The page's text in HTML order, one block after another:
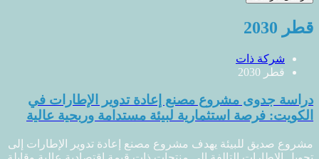
قطر 2030
شركة ذات
قطر 2030
دراسة جدوى مشروع مصنع إعادة تدوير الإطارات في
الكويت: فرصة استثمارية لبيئة مستدامة وربحية عالية
مشروع صديق للبيئة يهدف مشروع مصنع إعادة تدوير الإطارات إلى